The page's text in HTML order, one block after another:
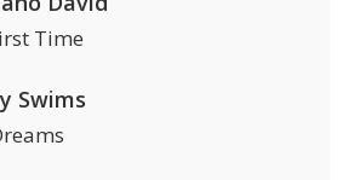
Time
Swims